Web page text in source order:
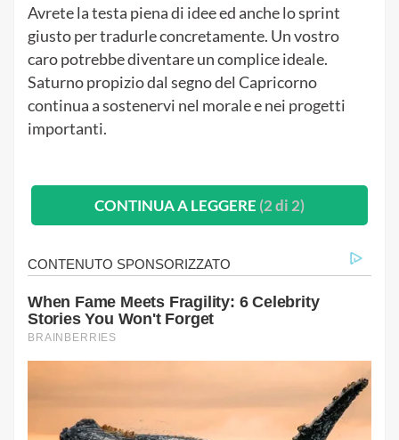
Avrete la testa piena di idee ed anche lo sprint
giusto per tradurle concretamente. Un vostro
caro potrebbe diventare un complice ideale.
Saturno propizio dal segno del Capricorno
continua a sostenervi nel morale e nei progetti
importanti.
CONTINUA A LEGGERE (2 di 2)